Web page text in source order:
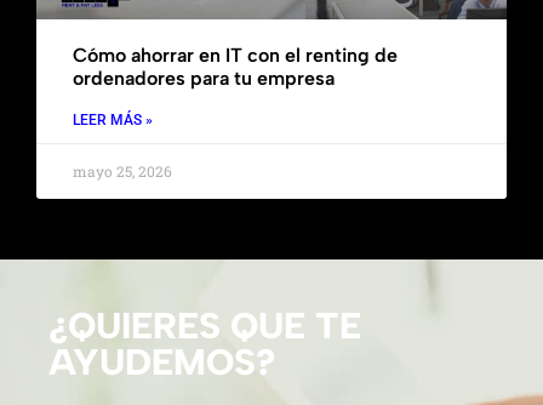
Cómo ahorrar en IT con el renting de
ordenadores para tu empresa
LEER MÁS »
mayo 25, 2026
¿QUIERES QUE TE
AYUDEMOS?